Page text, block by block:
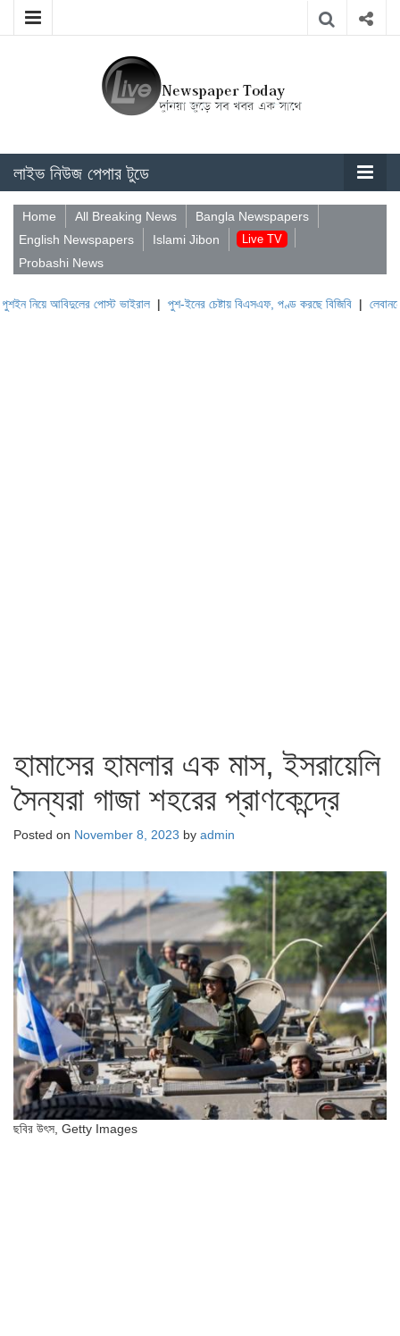
লাইভ নিউজ পেপার টুডে
Home All Breaking News
Bangla Newspapers
English Newspapers
Islami Jibon Live TV
Probashi News
পোস্ট ভাইরাল |পুশ-ইনের চেষ্টায় বিএসএফ, পণ্ড করছে বিজিবি|লেবাননের
হামাসের হামলার এক মাস, ইসরায়েলি
সৈন্যরা গাজা শহরের প্রাণকেন্দ্রে
Posted on November 8, 2023 by admin
ছবির উৎস, Getty Images